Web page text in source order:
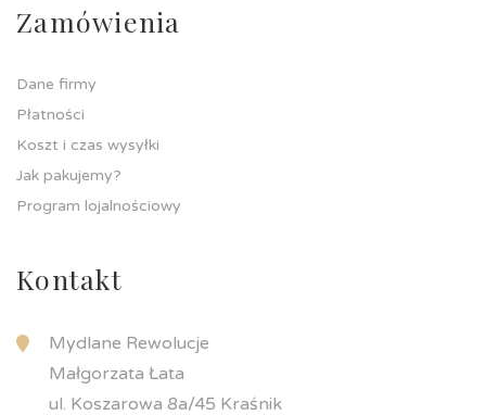
Zamówienia
Dane firmy
Płatności
Koszt i czas wysyłki
Jak pakujemy?
Program lojalnościowy
Kontakt
Mydlane Rewolucje
Małgorzata Łata
ul. Koszarowa 8a/45 Kraśnik